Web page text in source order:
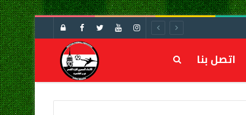
تسجيل
اتصل بنا بحث
عن